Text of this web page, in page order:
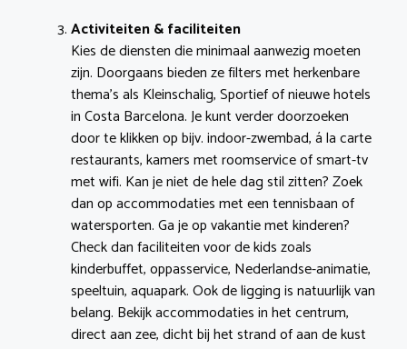
Activiteiten & faciliteiten
Kies de diensten die minimaal aanwezig moeten
zijn. Doorgaans bieden ze filters met herkenbare
thema’s als Kleinschalig, Sportief of nieuwe hotels
in Costa Barcelona. Je kunt verder doorzoeken
door te klikken op bijv. indoor-zwembad, á la carte
restaurants, kamers met roomservice of smart-tv
met wifi. Kan je niet de hele dag stil zitten? Zoek
dan op accommodaties met een tennisbaan of
watersporten. Ga je op vakantie met kinderen?
Check dan faciliteiten voor de kids zoals
kinderbuffet, oppasservice, Nederlandse-animatie,
speeltuin, aquapark. Ook de ligging is natuurlijk van
belang. Bekijk accommodaties in het centrum,
direct aan zee, dicht bij het strand of aan de kust